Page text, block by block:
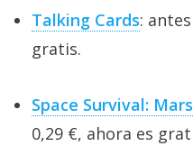
Talking Cards:
gratis.
Space Survival:
0,29 €, ahora es